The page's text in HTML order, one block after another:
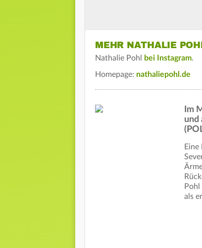
MEHR NATHALIE
Nathalie Pohl bei Instagram.
Homepage: nathaliepohl.de
Im
und
als